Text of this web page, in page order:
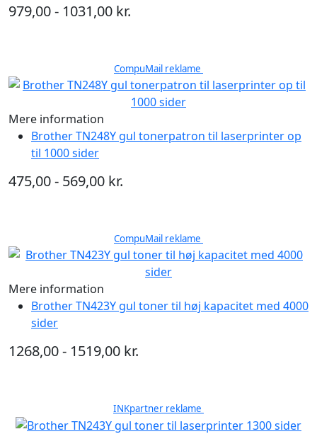
979,00 - 1031,00 kr.
CompuMail reklame
Mere information
Brother TN248Y gul tonerpatron til laserprinter op
til 1000 sider
475,00 - 569,00 kr.
CompuMail reklame
Mere information
Brother TN423Y gul toner til høj kapacitet med 4000
sider
1268,00 - 1519,00 kr.
INKpartner reklame